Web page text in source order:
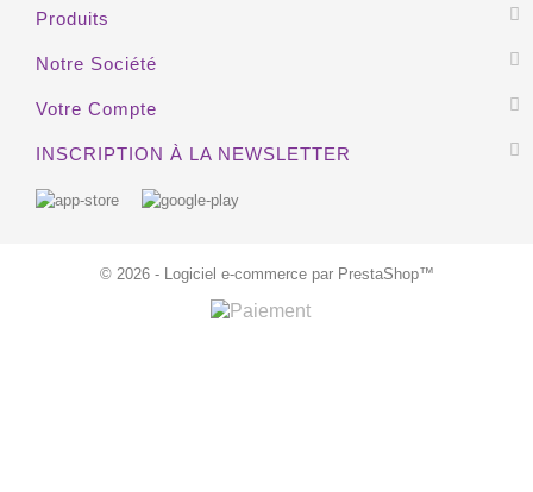
Produits
Notre Société
Votre Compte
INSCRIPTION À LA NEWSLETTER
© 2026 - Logiciel e-commerce par PrestaShop™